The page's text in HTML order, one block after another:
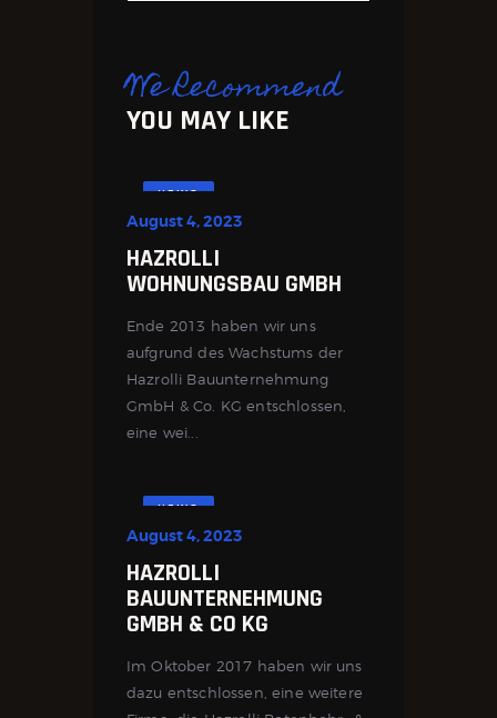
We Recommend
YOU MAY LIKE
NEWS
August 4, 2023
HAZROLLI
WOHNUNGSBAU GMBH
Ende 2013 haben wir uns
aufgrund des Wachstums der
Hazrolli Bau­unter­nehmung
GmbH & Co. KG entschlossen,
eine wei...
NEWS
August 4, 2023
HAZROLLI
BAUUNTERNEHMUNG
GMBH & CO KG
Im Oktober 2017 haben wir uns
dazu entschlossen, eine weitere